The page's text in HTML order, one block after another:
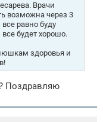
Врачи
возможна через 3
равно буду
будет хорошо.
здоровья и
Поздравляю